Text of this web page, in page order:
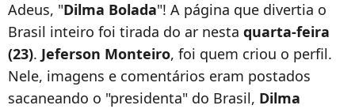
Adeus, "Dilma Bolada"! A página que divertia o
Brasil inteiro foi tirada do ar nesta quarta-feira
(23). Jeferson Monteiro, foi quem criou o perfil.
Nele, imagens e comentários eram postados
sacaneando o "presidenta" do Brasil, Dilma